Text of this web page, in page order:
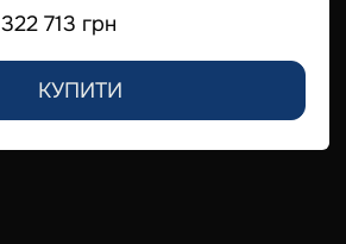
322 713 грн
КУПИТИ